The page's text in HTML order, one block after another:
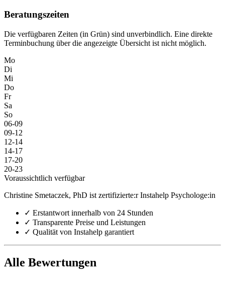
Beratungszeiten
Die verfügbaren Zeiten (in Grün) sind unverbindlich. Eine direkte
Terminbuchung über die angezeigte Übersicht ist nicht möglich.
Mo
Di
Mi
Do
Fr
Sa
So
06-09
09-12
12-14
14-17
17-20
20-23
Voraussichtlich verfügbar
Christine Smetaczek, PhD ist zertifizierte:r Instahelp Psychologe:in
✓ Erstantwort innerhalb von 24 Stunden
✓ Transparente Preise und Leistungen
✓ Qualität von Instahelp garantiert
Alle Bewertungen